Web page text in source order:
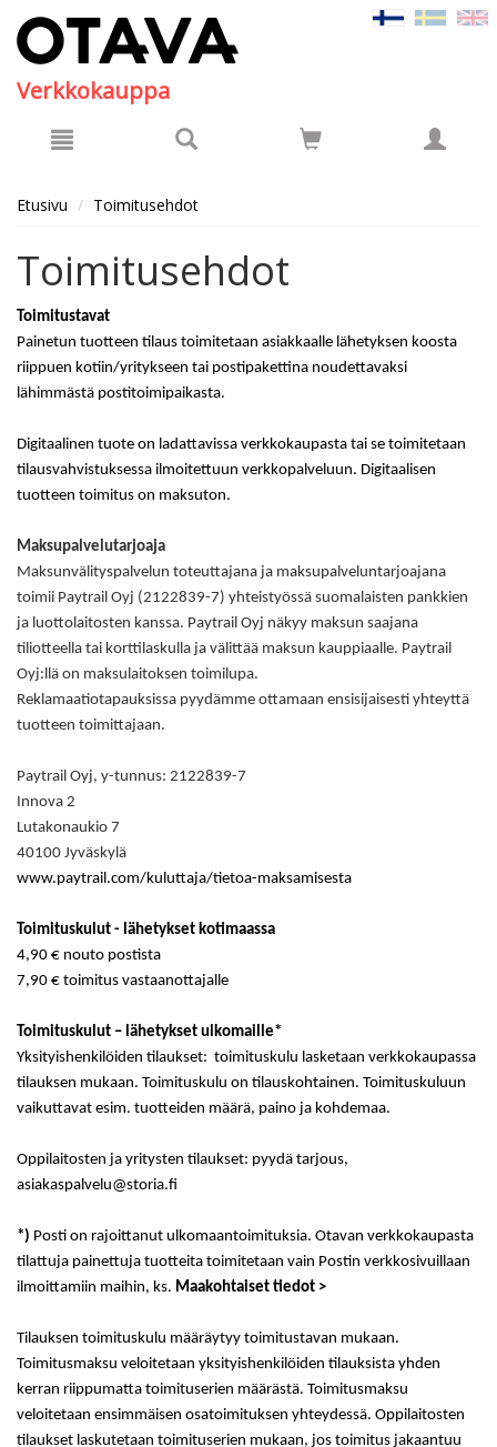
Verkkokauppa
Etusivu Toimitusehdot
Toimitusehdot
Toimitustavat
Painetun tuotteen tilaus toimitetaan asiakkaalle lähetyksen koosta
riippuen kotiin/yritykseen tai postipakettina noudettavaksi
lähimmästä postitoimipaikasta.
Digitaalinen tuote on ladattavissa verkkokaupasta tai se toimitetaan
tilausvahvistuksessa ilmoitettuun verkkopalveluun. Digitaalisen
tuotteen toimitus on maksuton.
Maksupalvelutarjoaja
Maksunvälityspalvelun toteuttajana ja maksupalveluntarjoajana
toimii Paytrail Oyj (2122839-7) yhteistyössä suomalaisten pankkien
ja luottolaitosten kanssa. Paytrail Oyj näkyy maksun saajana
tiliotteella tai korttilaskulla ja välittää maksun kauppiaalle. Paytrail
Oyj:llä on maksulaitoksen toimilupa.
Reklamaatiotapauksissa pyydämme ottamaan ensisijaisesti yhteyttä
tuotteen toimittajaan.
Paytrail Oyj, y-tunnus: 2122839-7
Innova 2
Lutakonaukio 7
40100 Jyväskylä
www.paytrail.com/kuluttaja/tietoa-maksamisesta
Toimituskulut - lähetykset kotimaassa
4,90 € nouto postista
7,90 € toimitus vastaanottajalle
Toimituskulut – lähetykset ulkomaille*
Yksityishenkilöiden tilaukset: toimituskulu lasketaan verkkokaupassa
tilauksen mukaan. Toimituskulu on tilauskohtainen. Toimituskuluun
vaikuttavat esim. tuotteiden määrä, paino ja kohdemaa.
Oppilaitosten ja yritysten tilaukset: pyydä tarjous,
asiakaspalvelu@storia.fi
*) Posti on rajoittanut ulkomaantoimituksia. Otavan verkkokaupasta
tilattuja painettuja tuotteita toimitetaan vain Postin verkkosivuillaan
ilmoittamiin maihin, ks. Maakohtaiset tiedot >
Tilauksen toimituskulu määräytyy toimitustavan mukaan.
Toimitusmaksu veloitetaan yksityishenkilöiden tilauksista yhden
kerran riippumatta toimituserien määrästä. Toimitusmaksu
veloitetaan ensimmäisen osatoimituksen yhteydessä. Oppilaitosten
tilaukset laskutetaan toimituserien mukaan, jos toimitus jakaantuu